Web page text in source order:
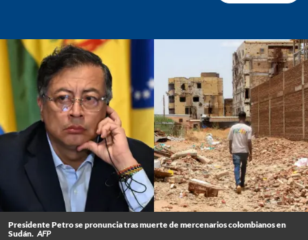
Presidente Petro se pronuncia tras muerte de mercenarios colombianos en
Sudán. AFP